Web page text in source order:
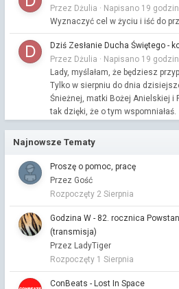
Przez Dżulia · Napisano 19
Wyznaczyć cel w życiu i iść do
Dziś Zesłanie Ducha Świętego -
Przez Dżulia · Napisano 19
Lady, myślałam, że będziesz
Tylko w sierpniu do dnia
Śnieżnej, matki Bożej Anielskiej i
tak dzięki, że o tym wspomniałaś.
Przez Astafakasta ·
Powodzenia. Uważam, że
celu nie jest formą lizusostwa jak
czy wojna bywa potrzebna?
Przez Dżulia ·Napisano
20
O znienawidzeniu nie pisałam, a
przez Ciebie. Z tego wynika, że
podporządkowana jest jakiejś
kierującą tąże grupą. Można
lizusostwa i krytyki jednostki
Najnowsze Tematy
Proszę o pomoc, pracę
Przez Gość
Rozpoczęty 2 Sierpnia
Godzina W - 82. rocznica
(transmisja)
Przez LadyTiger
Rozpoczęty 1 Sierpnia
ConBeats - Lost In Space